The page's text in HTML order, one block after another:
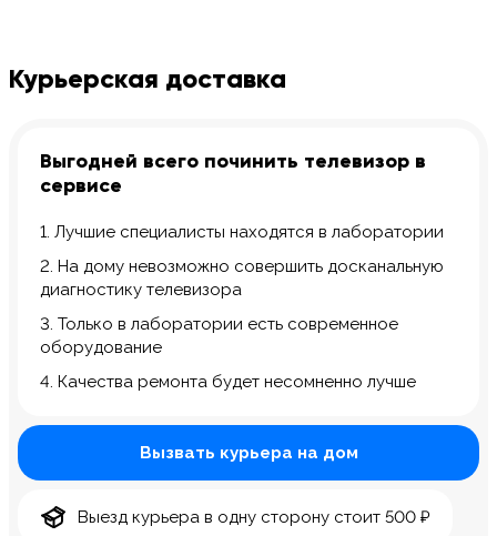
Курьерская доставка
Выгодней всего починить телевизор в
сервисе
1. Лучшие специалисты находятся в лаборатории
2. На дому невозможно совершить досканальную
диагностику телевизора
3. Только в лаборатории есть современное
оборудование
4. Качества ремонта будет несомненно лучше
Вызвать курьера на дом
Выезд курьера в одну сторону стоит 500 ₽